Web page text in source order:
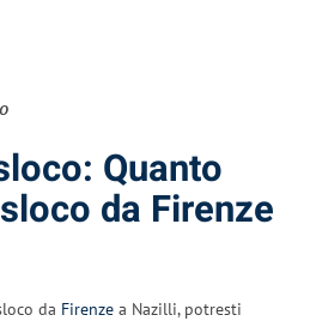
Quanto
da Firenze
da Firenze a Nazilli, potresti